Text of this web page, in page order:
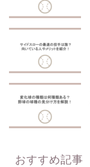
おすすめ記事